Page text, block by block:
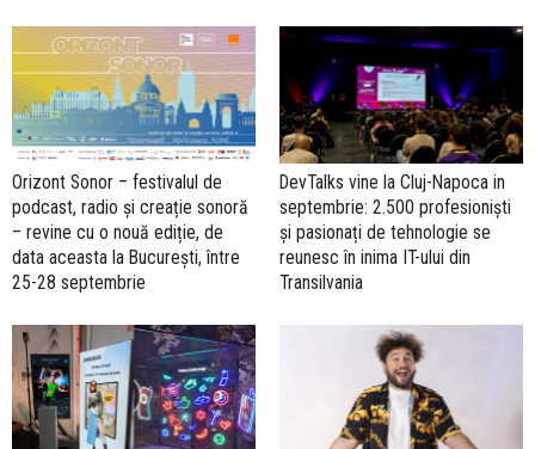
Orizont Sonor – festivalul de
podcast, radio și creație sonoră
– revine cu o nouă ediție, de
data aceasta la București, între
25-28 septembrie
DevTalks vine la Cluj-Napoca in
septembrie: 2.500 profesioniști
și pasionați de tehnologie se
reunesc în inima IT-ului din
Transilvania